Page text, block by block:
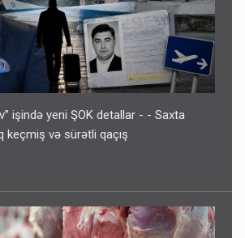
Azərbaycanla bağlı açıqlama
işində yeni ŞOK detallar - - Saxta
keçmiş və sürətli qaçış